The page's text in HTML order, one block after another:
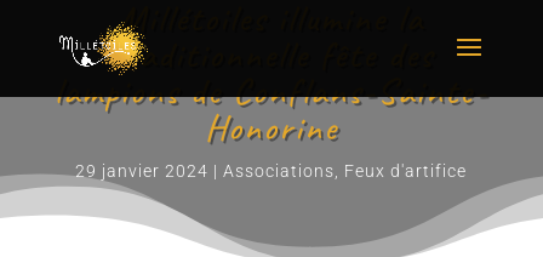
Millétoiles illumine la
traditionnelle fête des
lampions de Conflans-Sainte-
Honorine
29 janvier 2024 |Associations Feux d'artifice